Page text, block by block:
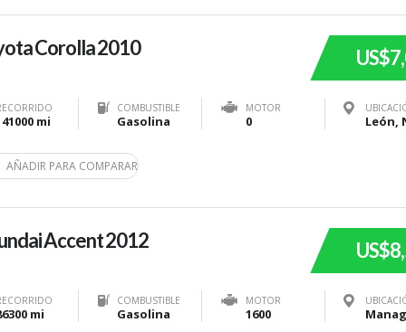
Corolla 2010
mi
COMBUSTIBLE
Gasolina
MOTOR
0
AÑADIR PARA COMPARAR
Accent 2012
mi
COMBUSTIBLE
Gasolina
MOTOR
1600